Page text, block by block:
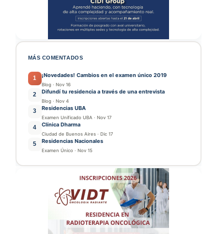
MÁS COMENTADOS
1 ¡Novedades! Cambios en el examen único 2019
Blog · Nov 16
2 Difundí tu residencia a través de una entrevista
Blog · Nov 4
3 Residencias UBA
Examen Unificado UBA · Nov 17
4 Clínica Dharma
Ciudad de Buenos Aires · Dic 17
5 Residencias Nacionales
Examen Único · Nov 15